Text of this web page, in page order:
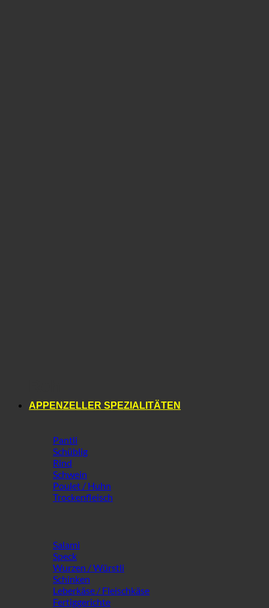
APPENZELLER SPEZIALITÄTEN
Pantli
Schüblig
Rind
Schwein
Poulet / Huhn
Trockenfleisch
Salami
Speck
Wurzen / Würstli
Schinken
Leberkäse / Fleischkäse
Fertiggerichte